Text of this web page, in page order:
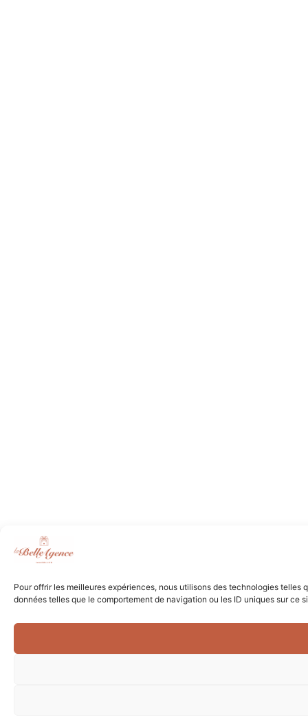
Pour offrir les meilleures expériences, nous utilisons des technologies
données telles que le comportement de navigation ou les ID uniques sur